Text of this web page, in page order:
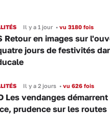
Il y a 1 jour •vu 3180 fois
Retour en images sur
jours de festivités
Il y a 2 jours •vu 626 fois
Les vendanges démarrent
prudence sur les routes